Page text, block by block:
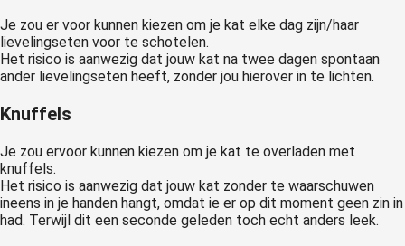
Je zou er voor kunnen kiezen om je kat elke dag zijn/haar
lievelingseten voor te schotelen.
Het risico is aanwezig dat jouw kat na twee dagen spontaan
ander lievelingseten heeft, zonder jou hierover in te lichten.
Knuffels
Je zou ervoor kunnen kiezen om je kat te overladen met
knuffels.
Het risico is aanwezig dat jouw kat zonder te waarschuwen
ineens in je handen hangt, omdat ie er op dit moment geen zin in
had. Terwijl dit een seconde geleden toch echt anders leek.